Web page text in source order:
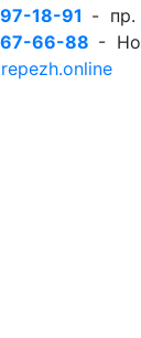
18-91 - пр.
66-88 -